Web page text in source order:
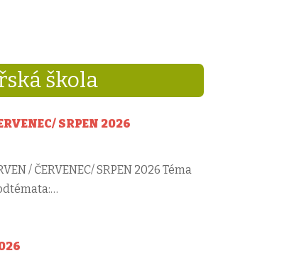
škola
SRPEN 2026
/ ČERVENEC/ SRPEN 2026 Téma